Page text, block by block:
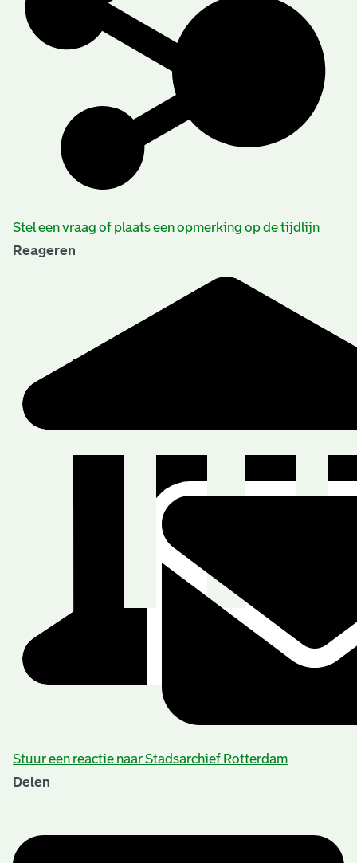
Stel een vraag of plaats een opmerking op de tijdlijn
Reageren
Stuur een reactie naar Stadsarchief Rotterdam
Delen